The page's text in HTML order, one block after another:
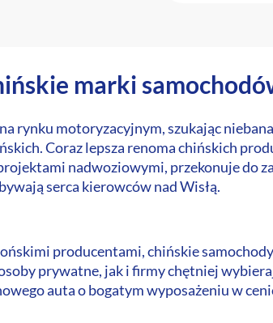
marki
rynku motoryzacyjnym, szukając
Coraz lepsza renoma chińskich
nadwoziowymi, przekonuje do
serca kierowców nad Wisłą.
producentami, chińskie
prywatne, jak i firmy chętniej
auta o bogatym wyposażeniu w